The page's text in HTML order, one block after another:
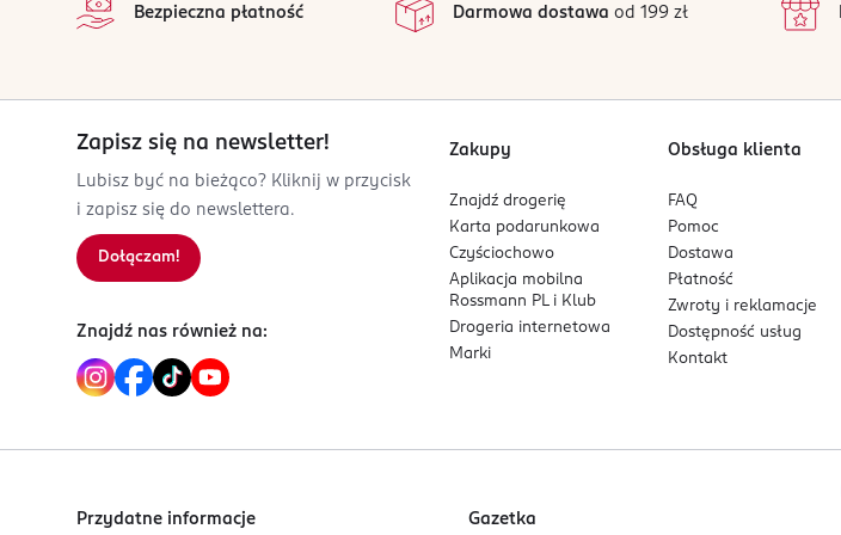
730730414
Kod EAN
1
Bezpieczna płatność Darmowa dostawa od 199 zł
Zapisz się na newsletter!
Lubisz być na bieżąco? Kliknij w przycisk
i zapisz się do newslettera.
Dołączam!
Znajdź nas również na:
Zakupy
Znajdź drogerię
Karta podarunkowa
Czyściochowo
Aplikacja mobilna
Rossmann PL i Klub
Drogeria internetowa
Marki
Obsługa klienta
FAQ
Pomoc
Dostawa
Płatność
Zwroty i reklamacje
Dostępność usług
Kontakt
Przydatne informacje Gazetka